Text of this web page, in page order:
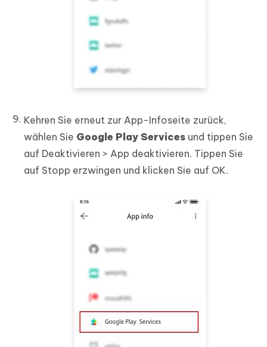
Kehren Sie erneut zur App-Infoseite zurück,
wählen Sie Google Play Services und tippen Sie
auf Deaktivieren > App deaktivieren. Tippen Sie
auf Stopp erzwingen und klicken Sie auf OK.